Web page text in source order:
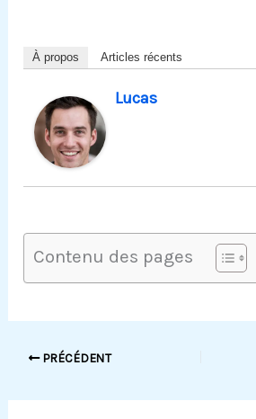
À propos Articles récents
Lucas
Contenu des pages
PRÉCÉDENT